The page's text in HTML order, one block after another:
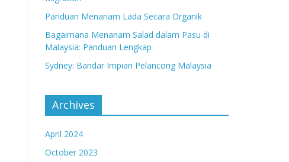
Panduan Menanam Lada Secara Organik
Bagaimana Menanam Salad dalam Pasu di
Malaysia: Panduan Lengkap
Sydney: Bandar Impian Pelancong Malaysia
Archives
April 2024
October 2023